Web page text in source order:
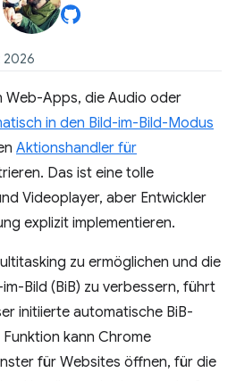
2026
Web-Apps, die Audio oder
in den Bild-im-Bild-Modus
Aktionshandler für
Das ist eine tolle
Videoplayer, aber Entwickler
explizit implementieren.
zu ermöglichen und die
Bild (BiB) zu verbessern, führt
initiierte automatische BiB-
kann Chrome
für Websites öffnen, für die